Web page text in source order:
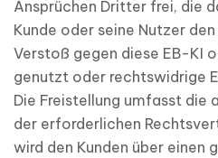
Ansprüchen Dritter frei, die
Kunde oder seine Nutzer
Verstoß gegen diese EB-KI
genutzt oder rechtswidrige
Die Freistellung umfasst die
der erforderlichen
wird den Kunden über einen